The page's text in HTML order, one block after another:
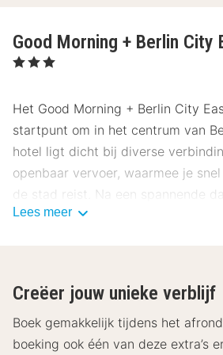
Good Morning + Berlin City
, 3 Sterren
Het Good Morning + Berlin City
startpunt om in het centrum van
hotel ligt dicht bij diverse
openbaar vervoer, waarmee je
de stad reist. Na een spannende
kunt je ontspannen in de gratis
allemaal uitgerust met een tv, een
een waterkoker, gratis WiFi en een
met douche, föhn en toilet. Het
Lees meer
Creëer jouw unieke verblijf
Boek gemakkelijk tijdens het
boeking ook één van deze extra’s